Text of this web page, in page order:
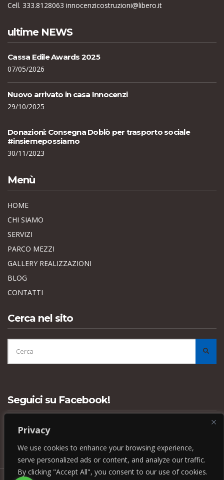
Privacy
We use cookies to enhance your browsing experience,
serve personalized ads or content, and analyze our traffic.
By clicking "Accept All", you consent to our use of cookies.
Cell. 333.8128063 innocenzicostruzioni@libero.it
ultime NEWS
Cassa Edile Awards 2025
07/05/2026
Nuovo arrivato in casa Innocenzi
29/10/2025
Donazioni: Consegna Doblò per trasporto sociale
#insiemepossiamo
30/11/2023
Menù
HOME
CHI SIAMO
SERVIZI
PARCO MEZZI
GALLERY REALIZZAZIONI
BLOG
CONTATTI
Cerca nel sito
CERCA
PER:
Seguici su Facebook!